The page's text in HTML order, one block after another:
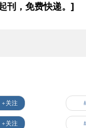
刊，免费快递。]
+关注
+关注